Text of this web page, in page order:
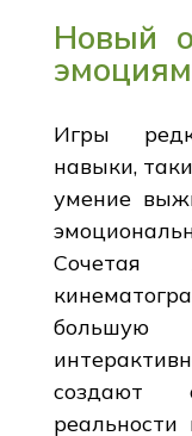
Новый
Игры
навыки,
умение
Сочетая
большую
создают
реальности